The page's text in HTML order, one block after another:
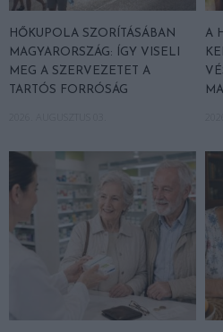
HŐKUPOLA SZORÍTÁSÁBAN
MAGYARORSZÁG: ÍGY VISELI
MEG A SZERVEZETET A
TARTÓS FORRÓSÁG
A